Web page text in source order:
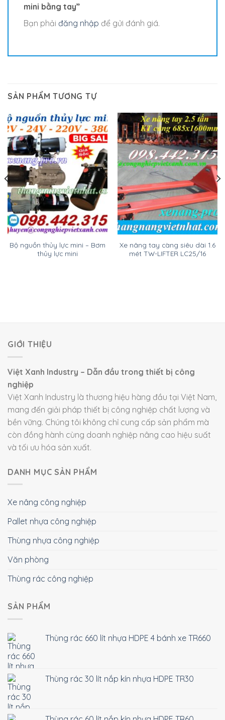
mini bằng tay”
Bạn phải đăng nhập để gửi đánh giá.
SẢN PHẨM TƯƠNG TỰ
Bộ nguồn thủy lực mini – Bơm
thủy lực mini
Xe nâng tay càng siêu dài 1.6
mét TW-LIFTER LC25/16
GIỚI THIỆU
Việt Xanh Industry – Dẫn đầu trong thiết bị công
nghiệp
Việt Xanh Industry là thương hiệu hàng đầu tại Việt Nam,
mang đến giải pháp thiết bị công nghiệp chất lượng và
bền vững. Chúng tôi không chỉ cung cấp sản phẩm mà
còn đồng hành cùng doanh nghiệp nâng cao hiệu suất
và tối ưu hóa sản xuất.
DANH MỤC SẢN PHẨM
Xe nâng công nghiệp
Pallet nhựa công nghiệp
Thùng nhựa công nghiệp
Văn phòng
Thùng rác công nghiệp
SẢN PHẨM
Thùng rác 660 lít nhựa HDPE 4 bánh xe TR660
Thùng rác 30 lít nắp kín nhựa HDPE TR30